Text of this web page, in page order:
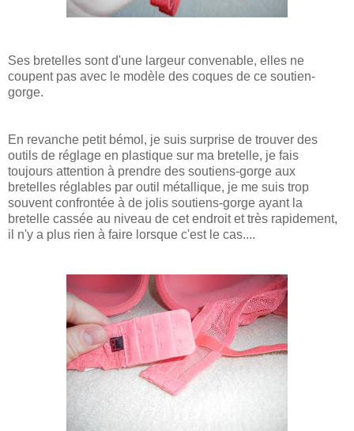
Ses bretelles sont d'une largeur convenable, elles ne
coupent pas avec le modèle des coques de ce soutien-
gorge.
En revanche petit bémol, je suis surprise de trouver des
outils de réglage en plastique sur ma bretelle, je fais
toujours attention à prendre des soutiens-gorge aux
bretelles réglables par outil métallique, je me suis trop
souvent confrontée à de jolis soutiens-gorge ayant la
bretelle cassée au niveau de cet endroit et très rapidement,
il n'y a plus rien à faire lorsque c'est le cas....